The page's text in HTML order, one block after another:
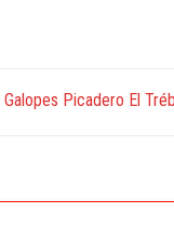
Picadero El